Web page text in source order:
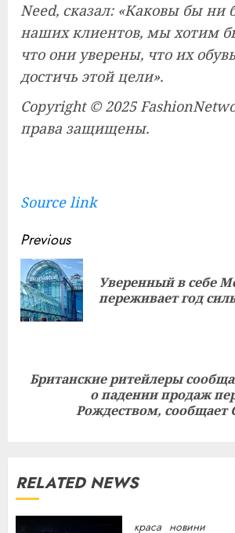
Need, сказал: «Каковы бы ни
наших клиентов, мы хотим
что они уверены, что их
достичь этой цели».
Copyright © 2025
права защищены.
Source link
Continue
Reading
Previous
Уверенный в себе
переживает год
Next
Британские ритейлеры
о падении продаж
Рождеством, сообщает
RELATED NEWS
краса новини